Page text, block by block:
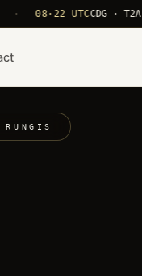
08·22 UTCCDG · T2A · C03